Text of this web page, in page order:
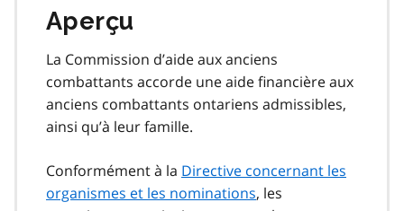
Aperçu
La Commission d’aide aux anciens
combattants accorde une aide financière aux
anciens combattants ontariens admissibles,
ainsi qu’à leur famille.
Conformément à la Directive concernant les
organismes et les nominations, les